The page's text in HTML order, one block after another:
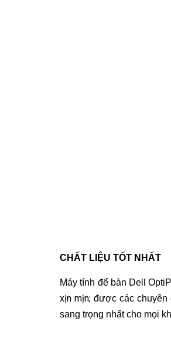
CHẤT LIỆU TỐT NHẤT
Máy tính để bàn Dell
xịn mịn; được các chuyên
sang trọng nhất cho mọi